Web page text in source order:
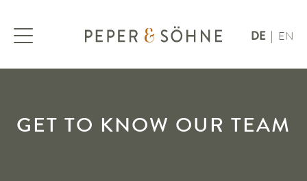
DE EN
GET TO KNOW OUR TEAM